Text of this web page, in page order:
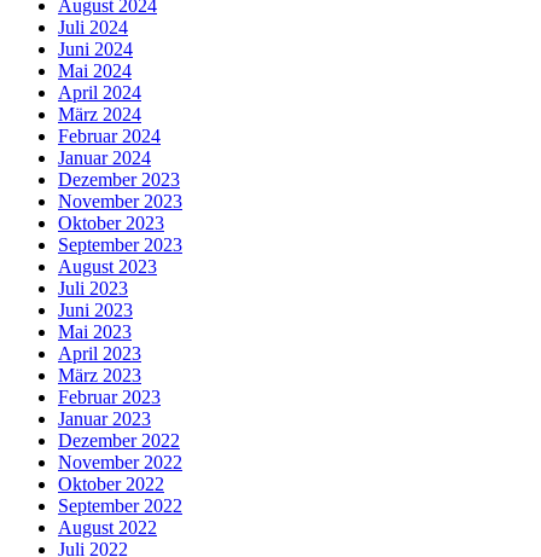
August 2024
Juli 2024
Juni 2024
Mai 2024
April 2024
März 2024
Februar 2024
Januar 2024
Dezember 2023
November 2023
Oktober 2023
September 2023
August 2023
Juli 2023
Juni 2023
Mai 2023
April 2023
März 2023
Februar 2023
Januar 2023
Dezember 2022
November 2022
Oktober 2022
September 2022
August 2022
Juli 2022